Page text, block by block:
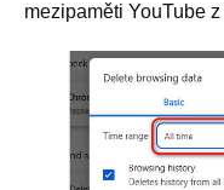
mezipaměti YouTube